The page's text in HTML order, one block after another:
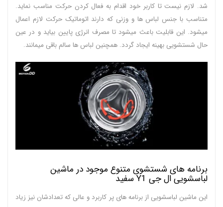
شد. لازم نیست تا کاربر خود اقدام به فعال کردن حرکت مناسب نماید.
متناسب با جنس لباس ها و وزنی که دارند اتوماتیک حرکت لازم اعمال
میشود. این قابلیت باعث میشود تا مصرف انرژی پایین بیاید و در عین
حال شستشویی بهینه ایجاد گردد. همچنین لباس ها سالم باقی میمانند.
برنامه های شستشوی متنوع موجود در ماشین
لباسشویی ال جی Y1 سفید
این ماشین لباسشویی از برنامه های پر کاربرد و عالی که تعدادشان نیز زیاد